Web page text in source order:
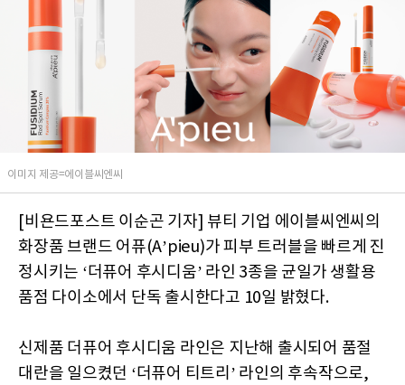
이미지 제공=에이블씨엔씨
[비욘드포스트 이순곤 기자] 뷰티 기업 에이블씨엔씨의
화장품 브랜드 어퓨(A’pieu)가 피부 트러블을 빠르게 진
정시키는 ‘더퓨어 후시디움’ 라인 3종을 균일가 생활용
품점 다이소에서 단독 출시한다고 10일 밝혔다.
신제품 더퓨어 후시디움 라인은 지난해 출시되어 품절
대란을 일으켰던 ‘더퓨어 티트리’ 라인의 후속작으로,